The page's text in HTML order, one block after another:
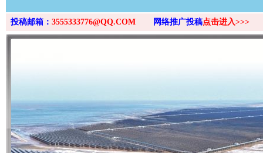
投稿邮箱： 3555333776@QQ.COM 网络推广投稿点击进入>>>